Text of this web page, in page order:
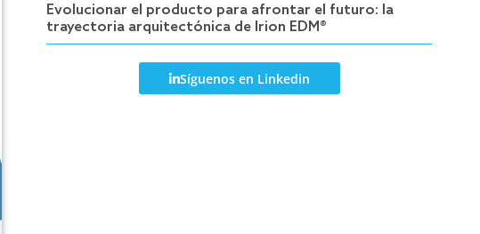
Evolucionar el producto para afrontar el futuro: la
trayectoria arquitectónica de Irion EDM®
Síguenos en Linkedin